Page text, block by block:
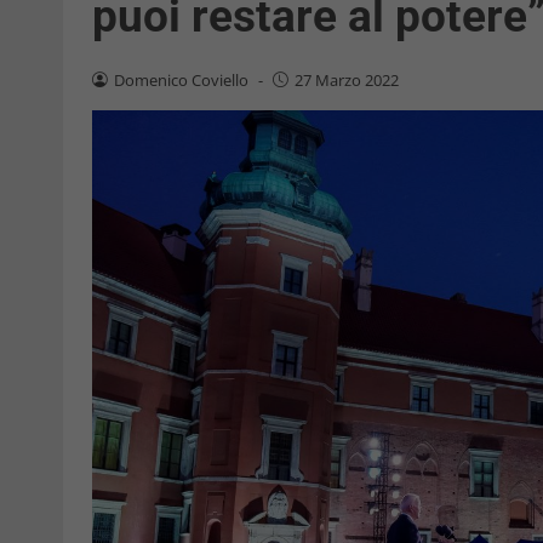
puoi restare al
Domenico Coviello - 27 Marzo 2022